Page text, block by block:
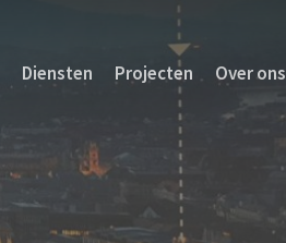
Diensten Projecten Over ons